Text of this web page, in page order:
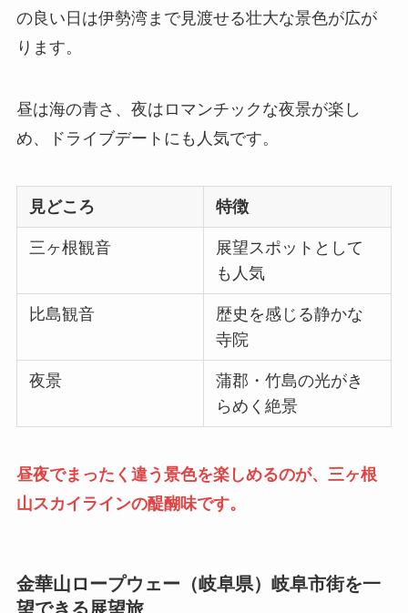
の良い日は伊勢湾まで見渡せる壮大な景色が広が
ります。
昼は海の青さ、夜はロマンチックな夜景が楽し
め、ドライブデートにも人気です。
見どころ 特徴
三ヶ根観音
展望スポットとして
も人気
比島観音
歴史を感じる静かな
寺院
夜景
蒲郡・竹島の光がき
らめく絶景
昼夜でまったく違う景色を楽しめるのが、三ヶ根
山スカイラインの醍醐味です。
金華山ロープウェー（岐阜県）岐阜市街を一
望できる展望旅